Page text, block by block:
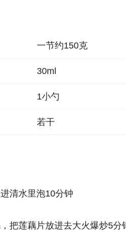
一节约150克
30ml
1小勺
若干
清水里泡10分钟
把莲藕片放进去大火爆炒5分